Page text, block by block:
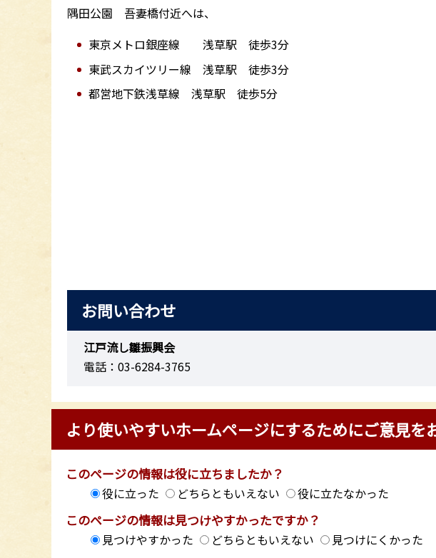
隅田公園 吾妻橋付近へは、
東京メトロ銀座線 浅草駅 徒歩3分
東武スカイツリー線 浅草駅 徒歩3分
都営地下鉄浅草線 浅草駅 徒歩5分
お問い合わせ
江戸流し雛振興会
電話：03-6284-3765
より使いやすいホームページにするためにご意見を
このページの情報は役に立ちましたか？
役に立った どちらともいえない 役に立たなかった
このページの情報は見つけやすかったですか？
見つけやすかった どちらともいえない 見つけにくかった